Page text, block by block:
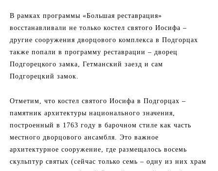
В рамках программы «Большая реставрация»
восстанавливали не только костел святого Иосифа –
другие сооружения дворцового комплекса в Подгорцах
также попали в программу реставрации – дворец
Подгорецкого замка, Гетманский заезд и сам
Подгорецкий замок.
Отметим, что костел святого Иосифа в Подгорцах –
памятник архитектуры национального значения,
построенный в 1763 году в барочном стиле как часть
местного дворцового ансамбля. Это важное
архитектурное сооружение, где размещалось восемь
скульптур святых (сейчас только семь – одну из них храм